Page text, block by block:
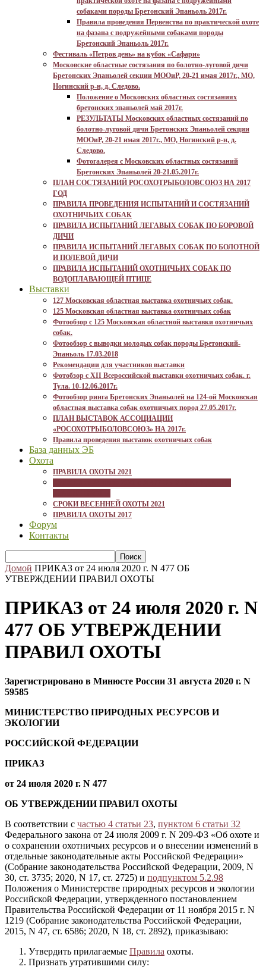
собаками породы Бретонский Эпаньоль 2017г.
Правила проведения Первенства по практической охоте
на фазана с подружейными собаками породы
Бретонский Эпаньоль 2017г.
Фестиваль «Петров день» на кубок «Сафари»
Московские областные состязания по болотно-луговой дичи
Бретонских Эпаньолей секции МООиР, 20-21 имая 2017г., МО,
Ногинский р-н, д. Следово.
Положение о Московских областных состязаниях
бретонских эпаньолей май 2017г.
РЕЗУЛЬТАТЫ Московских областных состязаний по
болотно-луговой дичи Бретонских Эпаньолей секции
МООиР, 20-21 имая 2017г., МО, Ногинский р-н, д.
Следово.
Фотогалерея с Московских областных состязаний
Бретонских Эпаньолей 20-21.05.2017г.
ПЛАН СОСТЯЗАНИЙ РОСОХОТРЫБОЛОВСОЮЗ НА 2017
ГОД
ПРАВИЛА ПРОВЕДЕНИЯ ИСПЫТАНИЙ И СОСТЯЗАНИЙ
ОХОТНИЧЬИХ СОБАК
ПРАВИЛА ИСПЫТАНИЙ ЛЕГАВЫХ СОБАК ПО БОРОВОЙ
ДИЧИ
ПРАВИЛА ИСПЫТАНИЙ ЛЕГАВЫХ СОБАК ПО БОЛОТНОЙ
И ПОЛЕВОЙ ДИЧИ
ПРАВИЛА ИСПЫТАНИЙ ОХОТНИЧЬИХ СОБАК ПО
ВОДОПЛАВАЮЩЕЙ ПТИЦЕ
Выставки
127 Московская областная выставка охотничьих собак.
125 Московская областная выставка охотничьих собак
Фотообзор с 125 Московская областной выставки охотничьих
собак.
Фотообзор с выводки молодых собак породы Бретонский-
Эпаньоль 17.03.2018
Рекомендации для участников выставки
Фотобзор с XII Всероссийской выставки охотничьих собак. г.
Тула. 10-12.06.2017г.
Фотообзор ринга Бретонских Эпаньолей на 124-ой Московская
областная выставка собак охотничьих пород 27.05.2017г.
ПЛАН ВЫСТАВОК АССОЦИАЦИИ
«РОСОХОТРЫБОЛОВСОЮЗ» НА 2017г.
Правила проведения выставок охотничьих собак
База данных ЭБ
Охота
ПРАВИЛА ОХОТЫ 2021
СРОКИ ВЕСЕННЕЙ ОХОТЫ 2021
ПРАВИЛА ОХОТЫ 2017
Форум
Контакты
Домой ПРИКАЗ от 24 июля 2020 г. N 477 ОБ
УТВЕРЖДЕНИИ ПРАВИЛ ОХОТЫ
ПРИКАЗ от 24 июля 2020 г. N
477 ОБ УТВЕРЖДЕНИИ
ПРАВИЛ ОХОТЫ
Зарегистрировано в Минюсте России 31 августа 2020 г. N
59585
МИНИСТЕРСТВО ПРИРОДНЫХ РЕСУРСОВ И
ЭКОЛОГИИ
РОССИЙСКОЙ ФЕДЕРАЦИИ
ПРИКАЗ
от 24 июля 2020 г. N 477
ОБ УТВЕРЖДЕНИИ ПРАВИЛ ОХОТЫ
В соответствии с частью 4 статьи 23, пунктом 6 статьи 32
Федерального закона от 24 июля 2009 г. N 209-ФЗ «Об охоте и
о сохранении охотничьих ресурсов и о внесении изменений в
отдельные законодательные акты Российской Федерации»
(Собрание законодательства Российской Федерации, 2009, N
30, ст. 3735; 2020, N 17, ст. 2725) и подпунктом 5.2.98
Положения о Министерстве природных ресурсов и экологии
Российской Федерации, утвержденного постановлением
Правительства Российской Федерации от 11 ноября 2015 г. N
1219 (Собрание законодательства Российской Федерации,
2015, N 47, ст. 6586; 2020, N 18, ст. 2892), приказываю:
Утвердить прилагаемые Правила охоты.
Признать утратившими силу: